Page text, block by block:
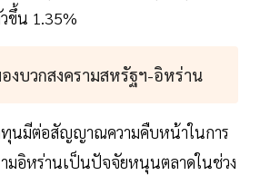
ขึ้น 1.35%
งบวกสงครามสหรัฐฯ-อิหร่าน
นมีต่อสัญญาณความคืบหน้าในการ
ามอิหร่านเป็นปัจจัยหนุนตลาดในช่วง